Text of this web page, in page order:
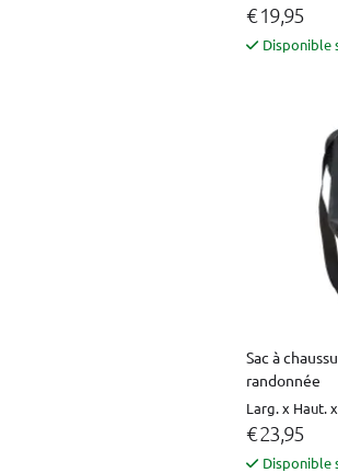
€ 19,95
Disponible
Sac à
randonnée
Larg. x Haut.
€ 23,95
Disponible